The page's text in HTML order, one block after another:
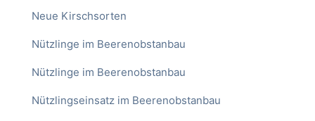
Neue Kirschsorten
Nützlinge im Beerenobstanbau
Nützlinge im Beerenobstanbau
Nützlingseinsatz im Beerenobstanbau